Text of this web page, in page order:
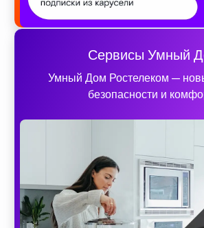
Сервисы Умный
Умный Дом Ростелеком —
безопасности и